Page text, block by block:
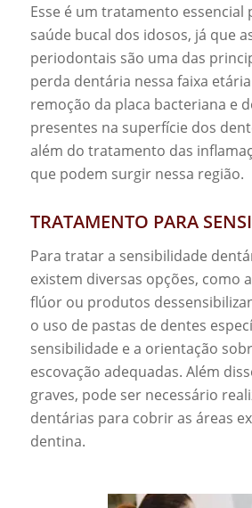
Esse é um tratamento essencial
saúde bucal dos idosos, já que
periodontais são uma das
perda dentária nessa faixa
remoção da placa bacteriana e
presentes na superfície dos
além do tratamento das
que podem surgir nessa região.
TRATAMENTO PARA
Para tratar a sensibilidade
existem diversas opções, como
flúor ou produtos
o uso de pastas de dentes
sensibilidade e a orientação
escovação adequadas. Além
graves, pode ser necessário
dentárias para cobrir as áreas
dentina.